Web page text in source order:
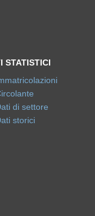
STATISTICI
di settore
storici